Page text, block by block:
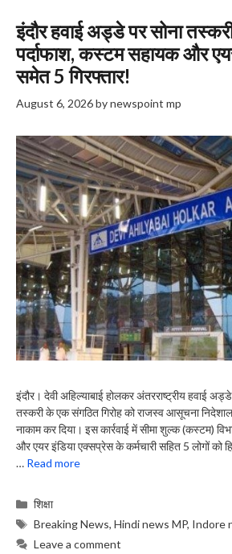
इंदौर हवाई अड्डे पर सोना
पर्दाफाश, कस्टम सहायक और
समेत 5 गिरफ्तार!
August 6, 2026bynewspoint mp
इंदौर। देवी अहिल्याबाई होलकर अंतरराष्ट्रीय हवाई
तस्करी के एक संगठित गिरोह को राजस्व आसूचना
नाकाम कर दिया। इस कार्रवाई में सीमा शुल्क (कस्टम)
और एयर इंडिया एक्सप्रेस के कर्मचारी सहित 5 लोगों को
… Read more
Categories
शिक्षा
Tags
Breaking News,Hindi news MP, Indore
Leave a comment